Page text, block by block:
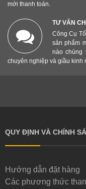
mới thanh toán.
TƯ VẤN
Công Cụ
sản phẩm
nào chúng
chuyên nghiệp và giầu kinh
QUY ĐỊNH VÀ CHÍNH
Hướng dẫn đặt hàng
Các phương thức